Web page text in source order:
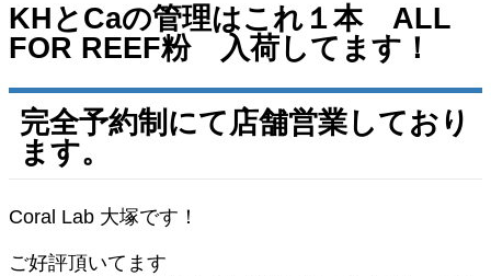
KHとCaの管理はこれ１本 ALL
FOR REEF粉 入荷してます！
完全予約制にて店舗営業しており
ます。
Coral Lab 大塚です！
ご好評頂いてます